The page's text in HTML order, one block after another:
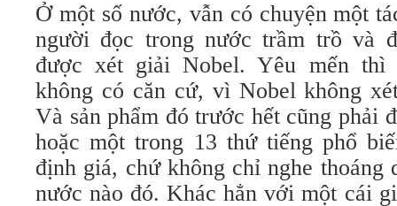
Ở một số nước, vẫn có chuyện một
người đọc trong nước trầm trồ và
được xét giải Nobel. Yêu mến thì
không có căn cứ, vì Nobel không
Và sản phẩm đó trước hết cũng phải
hoặc một trong 13 thứ tiếng phổ
định giá, chứ không chỉ nghe thoáng
nước nào đó. Khác hẳn với một cái